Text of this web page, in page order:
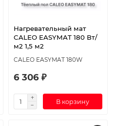
Нагревательный мат
CALEO EASYMAT 180 Вт/
м2 1,5 м2
CALEO EASYMAT 180W
6 306 ₽
В корзину